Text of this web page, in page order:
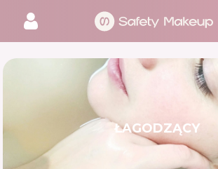
ŁAGODZĄCY